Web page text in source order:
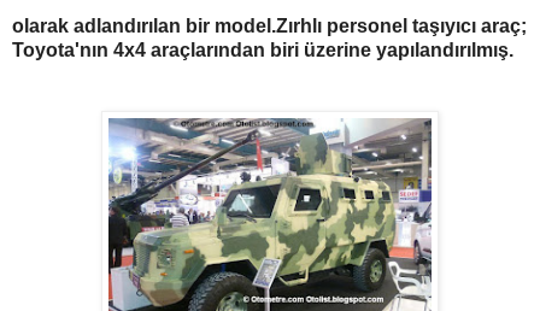
olarak adlandırılan bir model.Zırhlı personel taşıyıcı araç;
Toyota'nın 4x4 araçlarından biri üzerine yapılandırılmış.